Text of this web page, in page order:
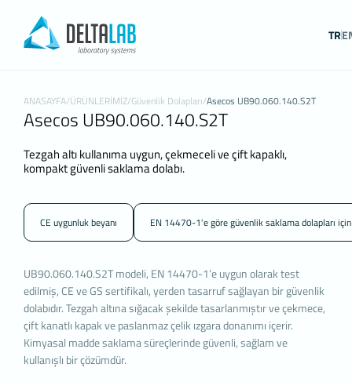
TR
ANASAYFA/ÜRÜNLERİMİZ/Güvenlik Dolapları/Asecos UB90.060.140.S2T
Asecos UB90.060.140.S2T
Tezgah altı kullanıma uygun, çekmeceli ve çift kapaklı,
kompakt güvenli saklama dolabı.
CE uygunluk beyanı EN 14470-1'e göre güvenlik saklama dolapları için
UB90.060.140.S2T modeli, EN 14470-1’e uygun olarak test
edilmiş, CE ve GS sertifikalı, yerden tasarruf sağlayan bir güvenlik
dolabıdır. Tezgah altına sığacak şekilde tasarlanmıştır ve çekmece,
çift kanatlı kapak ve paslanmaz çelik ızgara donanımı içerir.
Kimyasal madde saklama süreçlerinde güvenli, sağlam ve
kullanışlı bir çözümdür.
KİŞİSEL VERİLERİN KORUNMASI
Kişisel verileriniz; veri sorumlusu olarak Firma Adı (Deltalab)
tarafından işletilen (www.deltalab.com) internet sitesini ziyaret
edenlerin gizliliğini korumak Kurumumuzun önde gelen
ilkelerindendir. Bu Çerez Kullanımı Politikası (“KVKK”), tüm web
ziyaretçilerimize ve kullanıcılarımıza hangi tür çerezlerin hangi
Çerezler, bilgisayarınız ya da mobil cihazınız üzerinden ziyaret
ettiğiniz internet siteleri tarafından cihazınıza veya ağ
depolanan küçük metin dosyalarıdır.
size kişiselleştirilmiş bir deneyim sunmak, sunulan hizmetleri
geliştirmek ve deneyiminizi iyileştirmek için kullanılır ve bir
sitesinde gezinirken kullanım kolaylığına katkıda bulunabilir. Çerez
kullanılmasını tercih etmezseniz tarayıcınızın ayarlarından
silebilir ya da engelleyebilirsiniz. Ancak bunun internet sitemizi
kullanımınızı etkileyebileceğini hatırlatmak isteriz. Tarayıcınızdan
Çerez ayarlarınızı değiştirmediğiniz sürece bu sitede çerez